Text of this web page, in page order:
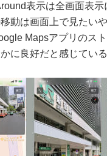
表示は全画面表
動は画面上で見たい
Mapsアプリのス
に良好だと感じている